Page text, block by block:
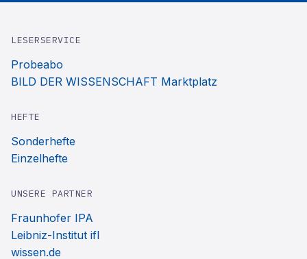
LESERSERVICE
Probeabo
BILD DER WISSENSCHAFT Marktplatz
HEFTE
Sonderhefte
Einzelhefte
UNSERE PARTNER
Fraunhofer IPA
Leibniz-Institut ifl
wissen.de